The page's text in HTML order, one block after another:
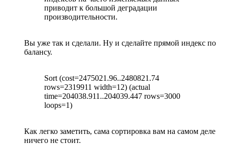
приводит к большой деградации
производительности.
Вы уже так и сделали. Ну и сделайте прямой индекс по
балансу.
Sort (cost=2475021.96..2480821.74
rows=2319911 width=12) (actual
time=204038.911..204039.447 rows=3000
loops=1)
Как легко заметить, сама сортировка вам на самом деле
ничего не стоит.